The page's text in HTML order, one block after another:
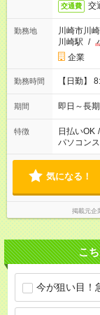
交通費 交
勤務地
川崎市川
川崎駅 /
企業
勤務時間 【日勤】
期間 即日～長期
特徴 日払いOK /
パソコン
気になる！
掲載元企
こ
今が狙い目！